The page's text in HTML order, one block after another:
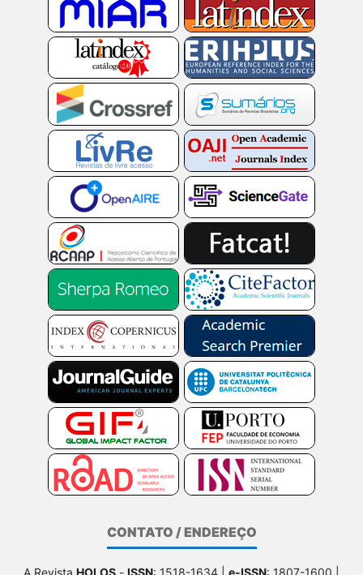
CONTATO / ENDEREÇO
A Revista HOLOS - ISSN: 1518-1634 | e-ISSN: 1807-1600 |